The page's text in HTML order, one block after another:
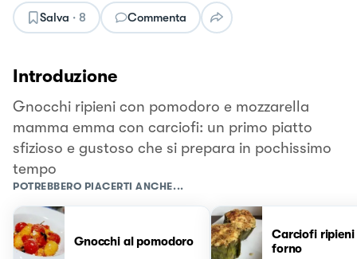
Salva · 8 Commenta
Introduzione
Gnocchi ripieni con pomodoro e mozzarella
mamma emma con carciofi: un primo piatto
sfizioso e gustoso che si prepara in pochissimo
tempo
POTREBBERO PIACERTI ANCHE...
Gnocchi al pomodoro
Carciofi ripieni
forno